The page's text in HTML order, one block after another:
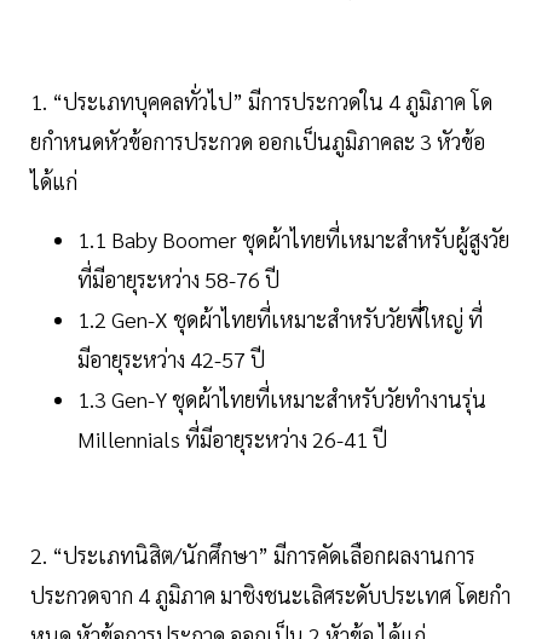
1. “ประเภทบุคคลทั่วไป” มีการประกวดใน 4 ภูมิภาค โด
ยกําหนดหัวข้อการประกวด ออกเป็นภูมิภาคละ 3 หัวข้อ
ได้แก่
1.1 Baby Boomer ชุดผ้าไทยที่เหมาะสำหรับผู้สูงวัย
ที่มีอายุระหว่าง 58-76 ปี
1.2 Gen-X ชุดผ้าไทยที่เหมาะสำหรับวัยพี่ใหญ่ ที่
มีอายุระหว่าง 42-57 ปี
1.3 Gen-Y ชุดผ้าไทยที่เหมาะสำหรับวัยทำงานรุ่น
Millennials ที่มีอายุระหว่าง 26-41 ปี
2. “ประเภทนิสิต/นักศึกษา” มีการคัดเลือกผลงานการ
ประกวดจาก 4 ภูมิภาค มาชิงชนะเลิศระดับประเทศ โดยกํา